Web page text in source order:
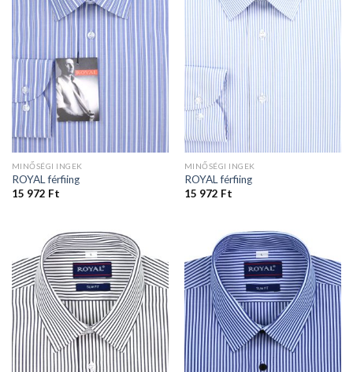
MINŐSÉGI INGEK
ROYAL férfiing
15 972 Ft
MINŐSÉGI INGEK
ROYAL férfiing
15 972 Ft